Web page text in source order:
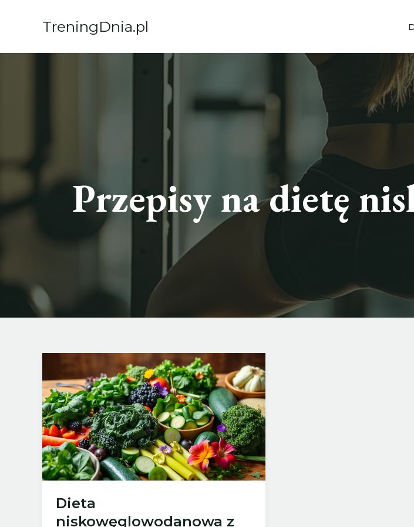
TreningDnia.pl
Przepisy na dietę
Dieta
niskowęglowodanowa z